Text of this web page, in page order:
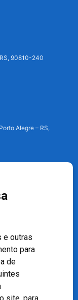
e outras
para
de
90810-240
Alegre – RS,
010
Porto Alegre -